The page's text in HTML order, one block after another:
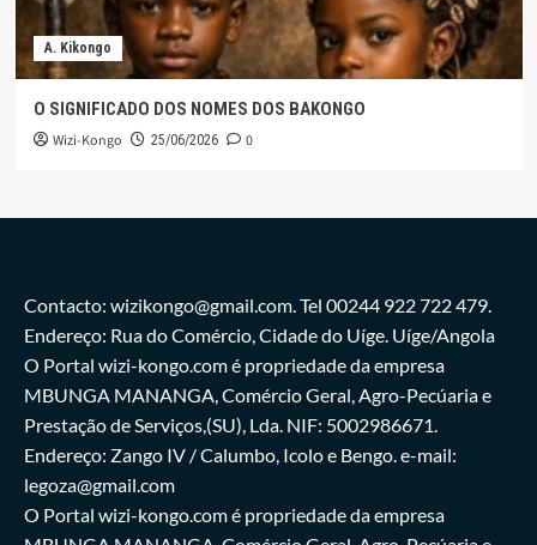
A. Kikongo
O SIGNIFICADO DOS NOMES DOS BAKONGO
Wizi-Kongo 25/06/2026 0
Contacto: wizikongo@gmail.com. Tel 00244 922 722 479.
Endereço: Rua do Comércio, Cidade do Uíge. Uíge/Angola
O Portal wizi-kongo.com é propriedade da empresa
MBUNGA MANANGA, Comércio Geral, Agro-Pecúaria e
Prestação de Serviços,(SU), Lda. NIF: 5002986671.
Endereço: Zango IV / Calumbo, Icolo e Bengo. e-mail:
legoza@gmail.com
O Portal wizi-kongo.com é propriedade da empresa